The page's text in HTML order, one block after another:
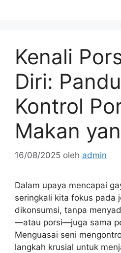
Kenali
Diri:
Kontrol
Makan
16/08/2025 oleh admin
Dalam upaya mencapai
seringkali kita fokus pada
dikonsumsi, tanpa
—atau porsi—juga sama
Menguasai seni
langkah krusial untuk